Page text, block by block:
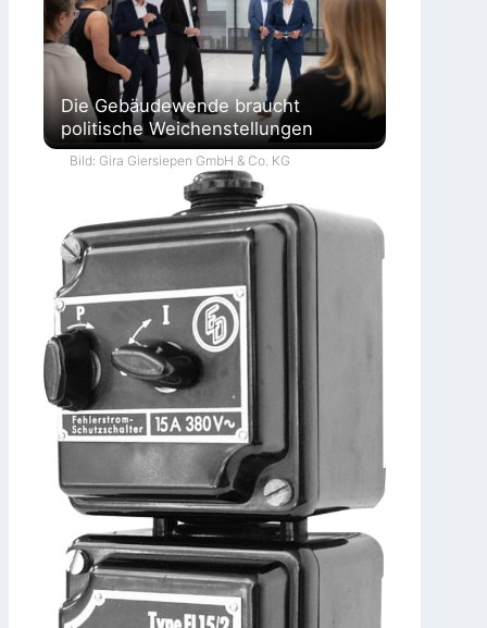
Die Gebäudewende braucht
politische Weichenstellungen
Bild: Gira Giersiepen GmbH & Co. KG